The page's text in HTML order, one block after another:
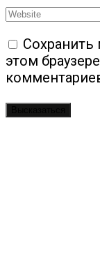
Сохранить
этом